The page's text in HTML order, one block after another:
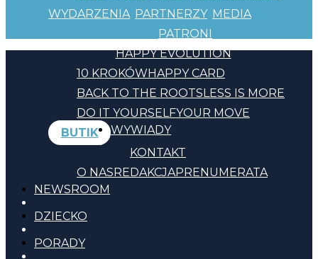
WYDARZENIA PARTNERZY
PATRONI
MEDIA
HAPPY EVOLUTION
10 KROKÓWHAPPY CARD
BACK TO THE ROOTSLESS IS MORE
DO IT YOURSELFYOUR MOVE
BUTIK
KONTAKT
O NASREDAKCJAPRENUMERATA
WYWIADY
NEWSROOM
DZIECKO
PORADY